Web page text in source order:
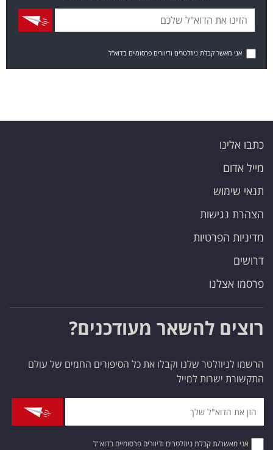
אני מאשר קבלת ניוזלטרים ודיוורים פרסומיים בדוא"ל
כתבו אלינו
מייל אדום
תנאי שימוש
הצהרת נגישות
מדיניות הפרטיות
דרושים
פרסמו אצלנו
רוצים להשאר מעודכנים?
הרשמו לניוזלטר שלנו וקבלו את כל הסיפורים החמים של עולם
התקשורת ישרות למייל
אני מאשר/ת קבלת ניוזלטרים ודיוורים פרסומיים בדוא"ל